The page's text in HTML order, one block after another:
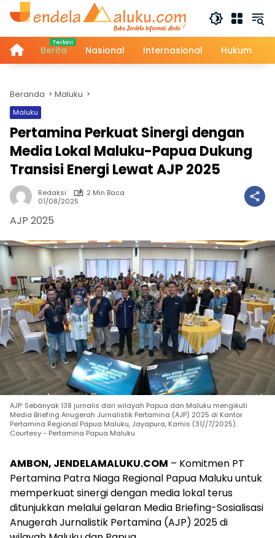
Langsung
HomeBerita Nasional Internasional Hukum
Beranda Maluku
Maluku
Pertamina Perkuat Sinergi dengan
Media Lokal Maluku-Papua Dukung
Transisi Energi Lewat AJP 2025
Redaksi
2 Min Baca
01/08/2025
AJP 2025
AJP: Sebanyak 138 jurnalis dari wilayah Papua dan Maluku mengikuti
Media Briefing Anugerah Jurnalistik Pertamina (AJP) 2025 di Kantor
Pertamina Regional Papua Maluku, Jayapura, Kamis (31//7/2025).
Courtesy - Pertamina Papua Maluku
AMBON, JENDELAMALUKU.COM – Komitmen PT
Pertamina Patra Niaga Regional Papua Maluku untuk
memperkuat sinergi dengan media lokal terus
ditunjukkan melalui gelaran Media Briefing-Sosialisasi
Anugerah Jurnalistik Pertamina (AJP) 2025 di